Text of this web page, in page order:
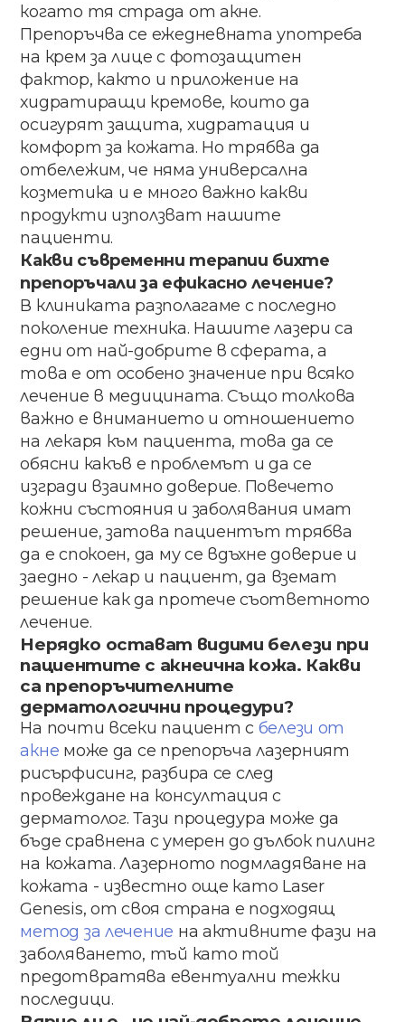
когато​ тя​ ​страда​ ​от акне​.
Препоръчва​ ​се​ ​ежедневната​ ​употреба​ ​
на​ ​крем за​ ​лице​ ​с​ ​фотозащитен​ ​
фактор,​ ​както​ ​и приложение​ на​
хидратиращи​ ​кремове,​ ​които​ ​да
осигурят​ ​защита,​ ​хидратация​ ​и​ ​
комфорт​ ​за кожата.​ Но​ трябва да​
отбележим​,​ че​ няма​ универсална​ ​
козметика​ ​и​ ​е​ ​много​ ​важно​ ​какви
продукти​ ​използват​ ​нашите​ ​
пациенти.
Какви​ ​съвременни​ ​терапии​ ​бихте​ ​
препоръчали за​ ​ефикасно​ ​лечение?
В​ ​клиниката​ ​разполагаме​ ​с​ ​последно
поколение​ ​техника.​ Нашите​ лазери​ ​са​ ​
едни​ ​от най-добрите​ ​в​ ​сферата, а​ ​
това​ ​е​ ​от​ ​особено значение​ при​ всяко​ ​
лечение​ в​ медицината​. Също​ толкова​
важно ​е​ ​вниманието​ ​и отношението​ ​
на​ ​лекаря​ ​към​ ​пациента, това​ да​ се​ ​
обясни​ ​какъв​ ​е​ ​проблемът​ ​и​ да​ се​
изгради взаимно​ ​доверие.​ ​Повечето​ ​
кожни​ ​състояния​ ​и заболявания​ имат​
решение​,​ затова ​пациентът трябва​ ​
да​ ​е​ ​спокоен,​ ​да​ ​му​ ​се​ ​вдъхне​ ​доверие​ ​и
заедно​ ​-​ лекар​ и​ пациент​,​ ​да​ ​вземат​ ​
решение как​ да​ протече​ съответното​
лечение.
Не​​рядко​ ​остават​ ​видими​ ​белези при
пациентите​ с​ акнеична​ кожа. Какви​
са препоръчителните​ ​
дерматологични процедури?
На​ ​почти​ ​всеки​ ​пациент​ ​с​ ​ белези​ ​от​ ​
акне ​ ​може да​ се​ препоръча​ лазерният​
рисърфисинг​, разбира​ ​се​ ​след​ ​
провеждане​ ​на ​консултация​ ​с
дерматолог.​ Тази​ процедура​ може​ да​ ​
бъде сравнена​ с​ умерен​ до​ ​дълбок​ ​пилинг​
​на​ ​кожата. Лазерното​ ​подмладяване​ ​на​ ​
кожата -​ известно​ още​ ​като​ ​Laser​ ​
Genesis,​ ​от​ ​своя​ ​страна​ ​е​ подходящ​
метод​ ​за​ ​лечение​ ​на​ ​активните​ ​фази​ ​на
заболяването,​ тъй​ ​като​ ​той​ ​
предотвратява евентуални​ тежки​
последици​.